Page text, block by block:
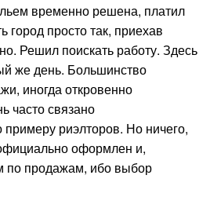
временно решена, платил
город просто так, приехав
Решил поискать работу. Здесь
же день. Большинство
иногда откровенно
часто связано
риэлторов. Но ничего,
оформлен и,
по продажам, ибо выбор